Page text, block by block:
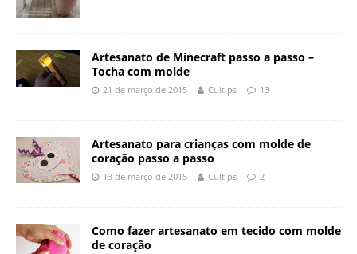
Artesanato de Minecraft passo a passo –
Tocha com molde
21 de março de 2015 Cultips 13
Artesanato para crianças com molde de
coração passo a passo
13 de março de 2015 Cultips 2
Como fazer artesanato em tecido com molde
de coração